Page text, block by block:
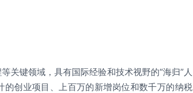
关键领域，具有国际经验和技术视野的“海归”人
创业项目、上百万的新增岗位和数千万的纳税